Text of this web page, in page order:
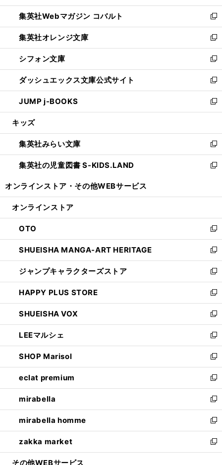
開
く
ウ
で
開
く
ン
ド
ウ
で
開
く
ウ
ィ
ン
ド
ウ
で
開
く
集英社Webマガジン コバルト
新
し
い
ウ
ィ
ン
ド
ウ
で
開
集英社オレンジ文庫
新
し
い
ウ
ィ
ン
ド
ウ
開
く
シフォン文庫
新
し
い
ウ
ィ
ン
ウ
で
開
く
ダッシュエックス文庫公式サイト
新
し
い
ウ
ン
ド
ウ
で
JUMP j-BOOKS
新
し
ウ
ィ
ン
ド
開
キッズ
集英社みらい文庫
新
し
い
ン
ウ
で
開
く
集英社の児童図書 S-KIDS.LAND
新
ウ
ン
ド
ウ
で
開
く
オンラインストア・ その他WEBサービス
オンラインストア
OTO
新
し
い
ウ
ィ
ン
ド
ウ
で
開
く
SHUEISHA MANGA-ART HERITAGE
新
し
い
ウ
ィ
ン
ド
ウ
で
開
く
ジャンプキャラクターズストア
新
し
い
ウ
ィ
ン
ド
ウ
で
開
く
HAPPY PLUS STORE
新
し
い
ウ
ィ
ン
ド
ウ
で
開
く
SHUEISHA VOX
新
し
い
ウ
ィ
ン
ド
ウ
で
開
く
LEEマルシェ
新
し
い
ウ
ィ
ン
ド
ウ
で
開
く
SHOP Marisol
新
し
い
ウ
ィ
ン
ド
ウ
で
開
eclat premium
新
し
い
ウ
ィ
ン
ド
ウ
mirabella
新
し
い
ウ
ィ
ン
mirabella homme
新
し
い
ウ
zakka market
新
し
その他WEBサービス